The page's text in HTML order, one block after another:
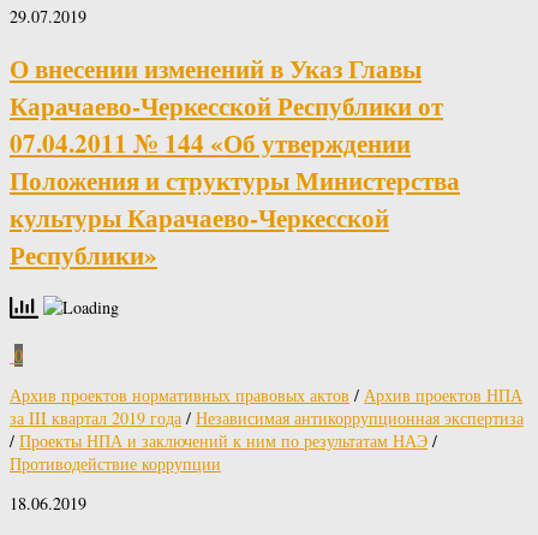
29.07.2019
О внесении изменений в Указ Главы
Карачаево-Черкесской Республики от
07.04.2011 № 144 «Об утверждении
Положения и структуры Министерства
культуры Карачаево-Черкесской
Республики»
0
Архив проектов нормативных правовых актов / Архив проектов НПА
за III квартал 2019 года / Независимая антикоррупционная экспертиза
/ Проекты НПА и заключений к ним по результатам НАЭ /
Противодействие коррупции
18.06.2019